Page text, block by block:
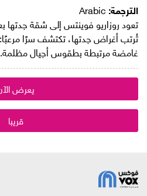
الترجمة:
تعود روزاريو فوينتس إلى شقة جدتها
تُرتب أغراض جدتها، تكتشف سرًا مرعبًا:
غامضة مرتبطة بطقوس أجيال مظلمة.
يعرض
قريبا